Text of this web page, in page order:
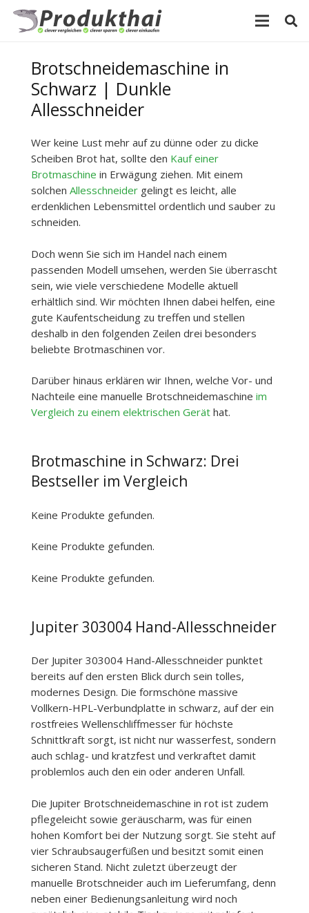
Brotschneidemaschine in
Schwarz | Dunkle
Allesschneider
Wer keine Lust mehr auf zu dünne oder zu dicke
Scheiben Brot hat, sollte den Kauf einer
Brotmaschine in Erwägung ziehen. Mit einem
solchen Allesschneider gelingt es leicht, alle
erdenklichen Lebensmittel ordentlich und sauber zu
schneiden.
Doch wenn Sie sich im Handel nach einem
passenden Modell umsehen, werden Sie überrascht
sein, wie viele verschiedene Modelle aktuell
erhältlich sind. Wir möchten Ihnen dabei helfen, eine
gute Kaufentscheidung zu treffen und stellen
deshalb in den folgenden Zeilen drei besonders
beliebte Brotmaschinen vor.
Darüber hinaus erklären wir Ihnen, welche Vor- und
Nachteile eine manuelle Brotschneidemaschine im
Vergleich zu einem elektrischen Gerät hat.
Brotmaschine in Schwarz: Drei
Bestseller im Vergleich
Keine Produkte gefunden.
Keine Produkte gefunden.
Keine Produkte gefunden.
Jupiter 303004 Hand-Allesschneider
Der Jupiter 303004 Hand-Allesschneider punktet
bereits auf den ersten Blick durch sein tolles,
modernes Design. Die formschöne massive
Vollkern-HPL-Verbundplatte in schwarz, auf der ein
rostfreies Wellenschliffmesser für höchste
Schnittkraft sorgt, ist nicht nur wasserfest, sondern
auch schlag- und kratzfest und verkraftet damit
problemlos auch den ein oder anderen Unfall.
Die Jupiter Brotschneidemaschine in rot ist zudem
pflegeleicht sowie geräuscharm, was für einen
hohen Komfort bei der Nutzung sorgt. Sie steht auf
vier Schraubsaugerfüßen und besitzt somit einen
sicheren Stand. Nicht zuletzt überzeugt der
manuelle Brotschneider auch im Lieferumfang, denn
neben einer Bedienungsanleitung wird noch